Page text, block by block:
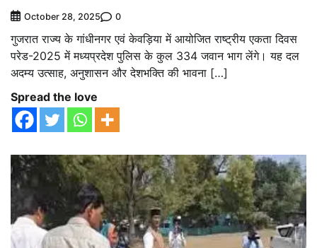
October 28, 2025 0
गुजरात राज्य के गांधीनगर एवं केवड़िया में आयोजित राष्ट्रीय एकता दिवस
परेड-2025 में मध्यप्रदेश पुलिस के कुल 334 जवान भाग लेंगे। यह दल
अदम्य उत्साह, अनुशासन और देशभक्ति की भावना […]
Spread the love